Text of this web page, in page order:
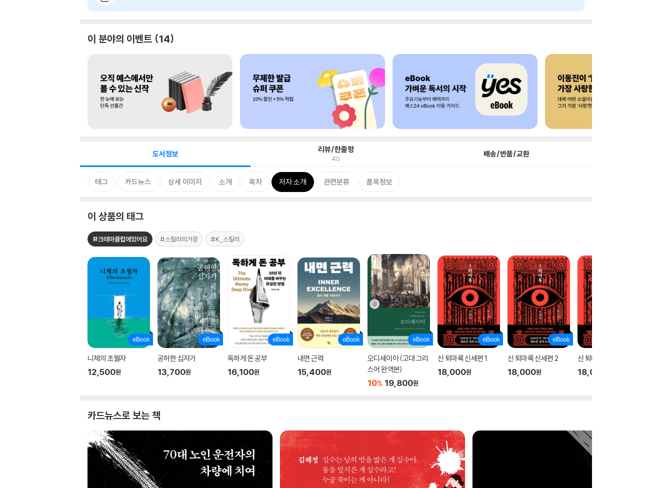
이 분야의 이벤트 14
도서정보 리뷰/한줄평
40 배송/반품/교환
태그 카드뉴스 상세 이미지 소개 목차 저자 소개 관련분류 품목정보
이 상품의 태그
#크레마클럽에있어요 #스릴러의거장 #K_스릴러
니체의 초월자
12,500원
공허한 십자가
13,700원
독하게 돈 공부
16,100원
내면 근력
15,400원
오디세이아 (고대 그리
스어 완역본)
10% 19,800원
신 퇴마록 신세편 1
18,000원
신 퇴마록 신세편 2
18,000원
신 퇴마록 신세편 3
18,000
카드뉴스로 보는 책